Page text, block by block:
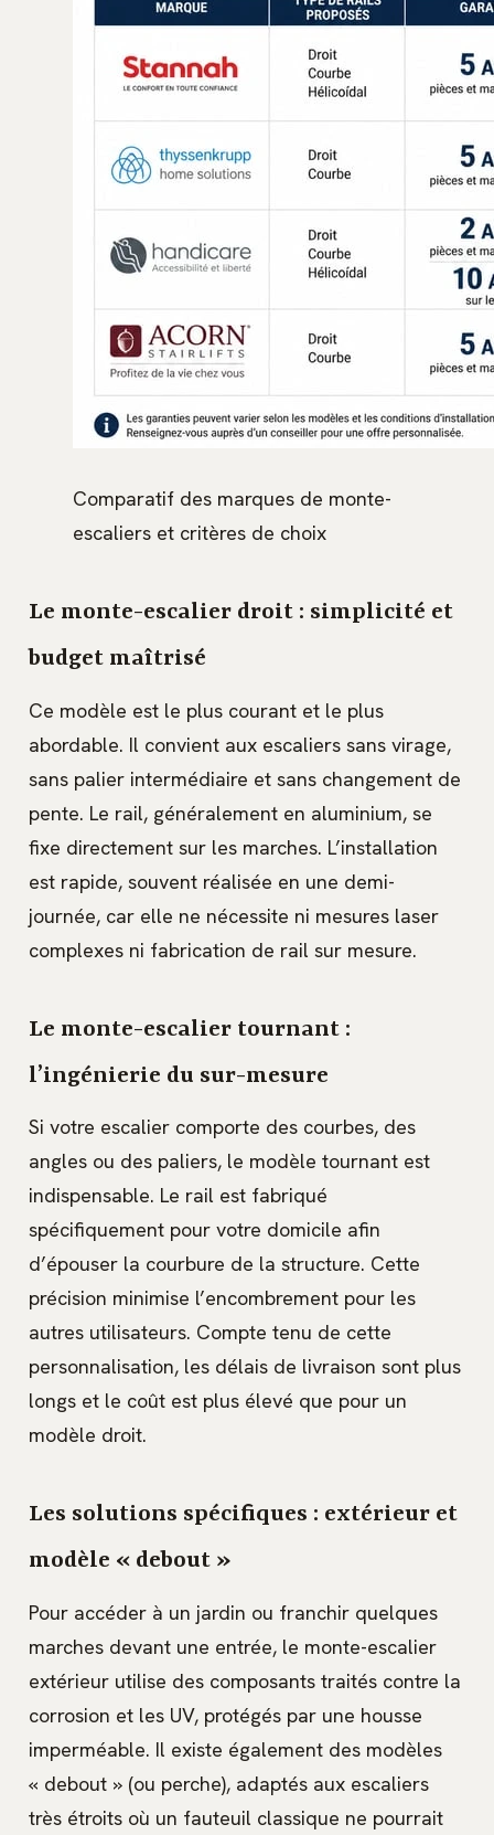
Comparatif des marques de monte-
escaliers et critères de choix
Le monte-escalier droit : simplicité et
budget maîtrisé
Ce modèle est le plus courant et le plus
abordable. Il convient aux escaliers sans virage,
sans palier intermédiaire et sans changement de
pente. Le rail, généralement en aluminium, se
fixe directement sur les marches. L’installation
est rapide, souvent réalisée en une demi-
journée, car elle ne nécessite ni mesures laser
complexes ni fabrication de rail sur mesure.
Le monte-escalier tournant :
l’ingénierie du sur-mesure
Si votre escalier comporte des courbes, des
angles ou des paliers, le modèle tournant est
indispensable. Le rail est fabriqué
spécifiquement pour votre domicile afin
d’épouser la courbure de la structure. Cette
précision minimise l’encombrement pour les
autres utilisateurs. Compte tenu de cette
personnalisation, les délais de livraison sont plus
longs et le coût est plus élevé que pour un
modèle droit.
Les solutions spécifiques : extérieur et
modèle « debout »
Pour accéder à un jardin ou franchir quelques
marches devant une entrée, le monte-escalier
extérieur utilise des composants traités contre la
corrosion et les UV, protégés par une housse
imperméable. Il existe également des modèles
« debout » (ou perche), adaptés aux escaliers
très étroits où un fauteuil classique ne pourrait